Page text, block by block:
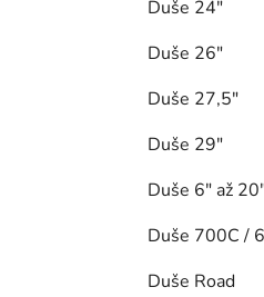
Duše 24"
Duše 26"
Duše 27,5"
Duše 29"
Duše 6" až
Duše 700C /
Duše Road